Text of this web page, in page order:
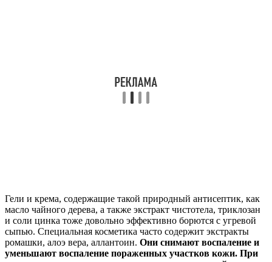
Гели и крема, содержащие такой природный антисептик, как
масло чайного дерева, а также экстракт чистотела, триклозан
и соли цинка тоже довольно эффективно борются с угревой
сыпью. Специальная косметика часто содержит экстракты
ромашки, алоэ вера, аллантоин. Они снимают воспаление и
уменьшают воспаление пораженных участков кожи. При